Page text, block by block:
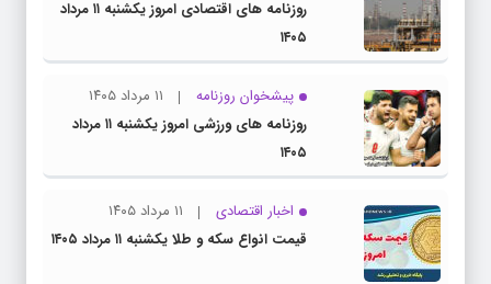
روزنامه های اقتصادی امروز یکشنبه ۱۱ مرداد
۱۴۰۵
پیشخوان روزنامه
۱۱ مرداد ۱۴۰۵
روزنامه های ورزشی امروز یکشنبه ۱۱ مرداد
۱۴۰۵
اخبار اقتصادی
۱۱ مرداد ۱۴۰۵
قیمت انواع سکه و طلا یکشنبه ۱۱ مرداد ۱۴۰۵